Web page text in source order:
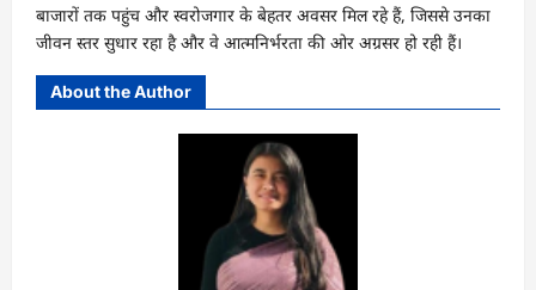
बाजारों तक पहुंच और स्वरोजगार के बेहतर अवसर मिल रहे हैं, जिससे उनका
जीवन स्तर सुधार रहा है और वे आत्मनिर्भरता की ओर अग्रसर हो रही हैं।
About the Author